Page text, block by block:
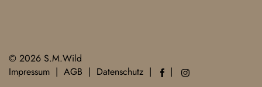
© 2026 S.M.Wild
Impressum
AGB Datenschutz